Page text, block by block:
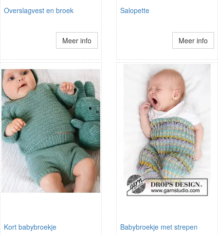
Overslagvest en broek
Meer info
Salopette
Meer info
Kort babybroekje Babybroekje met strepen